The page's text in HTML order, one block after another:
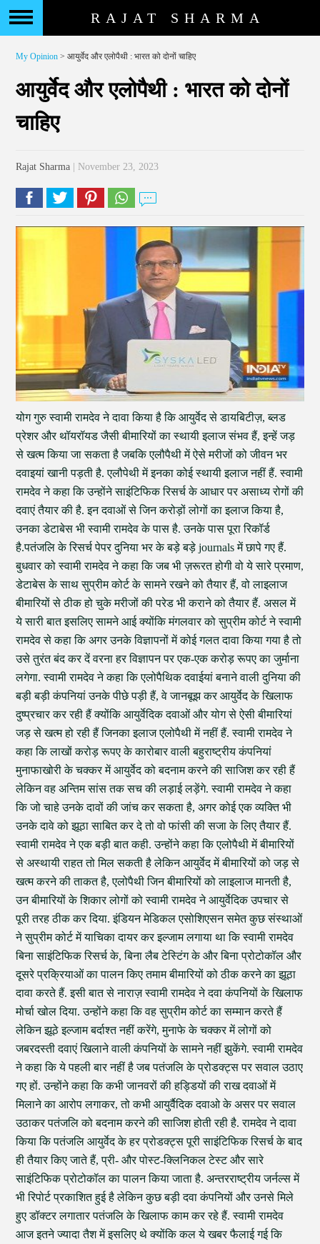
RAJAT SHARMA
My Opinion > आयुर्वेद और एलोपैथी : भारत को दोनों चाहिए
आयुर्वेद और एलोपैथी : भारत को दोनों
चाहिए
Rajat Sharma | November 23, 2023
योग गुरु स्वामी रामदेव ने दावा किया है कि आयुर्वेद से डायबिटीज़, ब्लड
प्रेशर और थॉयरॉयड जैसी बीमारियों का स्थायी इलाज संभव हैं, इन्हें जड़
से खत्म किया जा सकता है जबकि एलौपैथी में ऐसे मरीजों को जीवन भर
दवाइयां खानी पड़ती है. एलौपेथी में इनका कोई स्थायी इलाज नहीं हैं. स्वामी
रामदेव ने कहा कि उन्होंने साइंटिफिक रिसर्च के आधार पर असाध्य रोगों की
दवाएं तैयार की है. इन दवाओं से जिन करोड़ों लोगों का इलाज किया है,
उनका डेटाबेस भी स्वामी रामदेव के पास है. उनके पास पूरा रिकॉर्ड
है.पतंजलि के रिसर्च पेपर दुनिया भर के बड़े बड़े journals में छापे गए हैं.
बुधवार को स्वामी रामदेव ने कहा कि जब भी ज़रूरत होगी वो ये सारे प्रमाण,
डेटाबेस के साथ सुप्रीम कोर्ट के सामने रखने को तैयार हैं, वो लाइलाज
बीमारियों से ठीक हो चुके मरीजों की परेड भी कराने को तैयार हैं. असल में
ये सारी बात इसलिए सामने आई क्योंकि मंगलवार को सुप्रीम कोर्ट ने स्वामी
रामदेव से कहा कि अगर उनके विज्ञापनों में कोई गलत दावा किया गया है तो
उसे तुरंत बंद कर दें वरना हर विज्ञापन पर एक-एक करोड़ रूपए का जुर्माना
लगेगा. स्वामी रामदेव ने कहा कि एलोपैथिक दवाईयां बनाने वाली दुनिया की
बड़ी बड़ी कंपनियां उनके पीछे पड़ी हैं, वे जानबूझ कर आयुर्वेद के खिलाफ
दुष्प्रचार कर रही हैं क्योंकि आयुर्वेदिक दवाओं और योग से ऐसी बीमारियां
जड़ से खत्म हो रही हैं जिनका इलाज एलोपैथी में नहीं हैं. स्वामी रामदेव ने
कहा कि लाखों करोड़ रूपए के कारोबार वाली बहुराष्ट्रीय कंपनियां
मुनाफाखोरी के चक्कर में आयुर्वेद को बदनाम करने की साजिश कर रही हैं
लेकिन वह अन्तिम सांस तक सच की लड़ाई लड़ेंगे. स्वामी रामदेव ने कहा
कि जो चाहे उनके दावों की जांच कर सकता है, अगर कोई एक व्यक्ति भी
उनके दावे को झूठा साबित कर दे तो वो फांसी की सजा के लिए तैयार हैं.
स्वामी रामदेव ने एक बड़ी बात कही. उन्होंने कहा कि एलोपैथी में बीमारियों
से अस्थायी राहत तो मिल सकती है लेकिन आयुर्वेद में बीमारियों को जड़ से
खत्म करने की ताकत है, एलोपैथी जिन बीमारियों को लाइलाज मानती है,
उन बीमारियों के शिकार लोगों को स्वामी रामदेव ने आयुर्वेदिक उपचार से
पूरी तरह ठीक कर दिया. इंडियन मेडिकल एसोशिएसन समेत कुछ संस्थाओं
ने सुप्रीम कोर्ट में याचिका दायर कर इल्जाम लगाया था कि स्वामी रामदेव
बिना साइंटिफिक रिसर्च के, बिना लैब टेस्टिंग के और बिना प्रोटोकॉल और
दूसरे प्रक्रियाओं का पालन किए तमाम बीमारियों को ठीक करने का झूठा
दावा करते हैं. इसी बात से नाराज़ स्वामी रामदेव ने दवा कंपनियों के खिलाफ
मोर्चा खोल दिया. उन्होंने कहा कि वह सुप्रीम कोर्ट का सम्मान करते हैं
लेकिन झूठे इल्जाम बर्दाश्त नहीं करेंगे, मुनाफे के चक्कर में लोगों को
जबरदस्ती दवाएं खिलाने वाली कंपनियों के सामने नहीं झुकेंगे. स्वामी रामदेव
ने कहा कि ये पहली बार नहीं है जब पतंजलि के प्रोडक्ट्स पर सवाल उठाए
गए हों. उन्होंने कहा कि कभी जानवरों की हड्डियों की राख दवाओं में
मिलाने का आरोप लगाकर, तो कभी आयुर्वैदिक दवाओ के असर पर सवाल
उठाकर पतंजलि को बदनाम करने की साजिश होती रही है. रामदेव ने दावा
किया कि पतंजलि आयुर्वेद के हर प्रोडक्ट्स पूरी साइंटिफिक रिसर्च के बाद
ही तैयार किए जाते हैं, प्री- और पोस्ट-क्लिनिकल टेस्ट और सारे
साइंटिफिक प्रोटोकॉल का पालन किया जाता है. अन्तरराष्ट्रीय जर्नल्स में
भी रिपोर्ट प्रकाशित हुई है लेकिन कुछ बड़ी दवा कंपनियों और उनसे मिले
हुए डॉक्टर लगातार पतंजलि के खिलाफ काम कर रहे हैं. स्वामी रामदेव
आज इतने ज्यादा तैश में इसलिए थे क्योंकि कल ये खबर फैलाई गई कि